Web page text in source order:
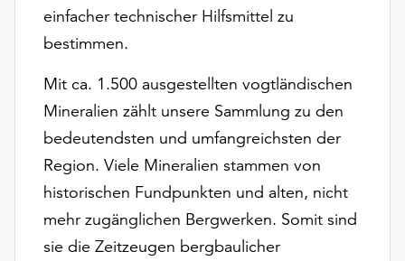
Cookies
erreichen
Einstellungen
über
Schaltfläche
„Auswählen“.
einfacher technischer Hilfsmittel zu
bestimmen.
Mit ca. 1.500 ausgestellten vogtländischen
Mineralien zählt unsere Sammlung zu den
bedeutendsten und umfangreichsten der
Region. Viele Mineralien stammen von
historischen Fundpunkten und alten, nicht
mehr zugänglichen Bergwerken. Somit sind
sie die Zeitzeugen bergbaulicher